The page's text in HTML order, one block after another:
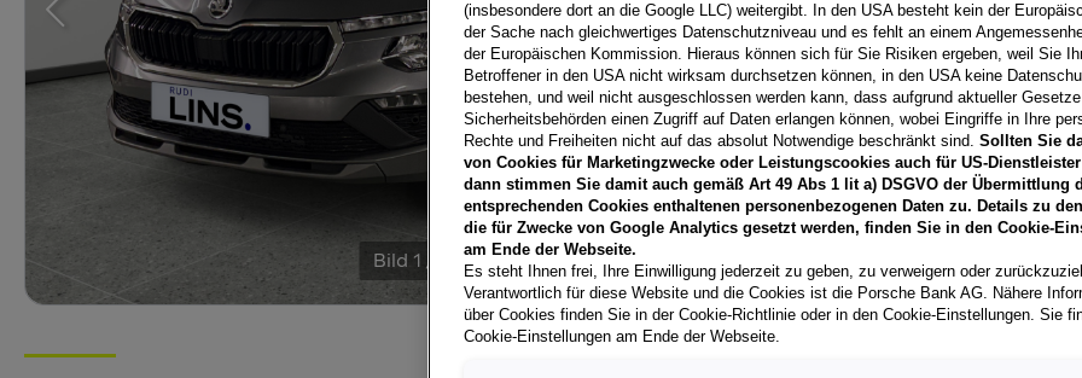
Bild 1 /
Händler
** Freibleibendes
Vertragsgebühr EUR
Gesamtleasingbetrag
variabel, Effektivzinssatz
Verkaufsberater freut sich
können.
(insbesondere dort an die Google LLC) weitergibt. In den USA besteht kein der
der Sache nach gleichwertiges Datenschutzniveau und es fehlt an einem
der Europäischen Kommission. Hieraus können sich für Sie Risiken ergeben, weil Sie
Betroffener in den USA nicht wirksam durchsetzen können, in den USA keine
bestehen, und weil nicht ausgeschlossen werden kann, dass aufgrund aktueller
Sicherheitsbehörden einen Zugriff auf Daten erlangen können, wobei Eingriffe in Ihre
Rechte und Freiheiten nicht auf das absolut Notwendige beschränkt sind. Sollten Sie
von Cookies für Marketingzwecke oder Leistungscookies auch für US-
dann stimmen Sie damit auch gemäß Art 49 Abs 1 lit a) DSGVO der Übermittlung
entsprechenden Cookies enthaltenen personenbezogenen Daten zu. Details zu
die für Zwecke von Google Analytics gesetzt werden, finden Sie in den Cookie-
am Ende der Webseite.
Es steht Ihnen frei, Ihre Einwilligung jederzeit zu geben, zu verweigern oder
Verantwortlich für diese Website und die Cookies ist die Porsche Bank AG. Nähere
über Cookies finden Sie in der Cookie-Richtlinie oder in den Cookie-Einstellungen. Sie
Cookie-Einstellungen am Ende der Webseite.